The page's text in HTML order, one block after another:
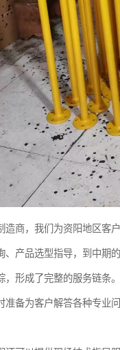
造商，我们为资阳地区客
、产品选型指导，到中期
形成了完整的服务链条。
准备为客户解答各种专业